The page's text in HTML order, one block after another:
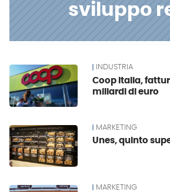
sviluppo
News INDUSTRIA
Coop Italia,
miliardi di euro
MARKETING
Unes, quinto
MARKETING